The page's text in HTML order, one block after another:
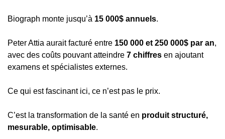
Biograph monte jusqu’à 15 000$ annuels.
Peter Attia aurait facturé entre 150 000 et 250 000$ par an,
avec des coûts pouvant atteindre 7 chiffres en ajoutant
examens et spécialistes externes.
Ce qui est fascinant ici, ce n’est pas le prix.
C’est la transformation de la santé en produit structuré,
mesurable, optimisable.